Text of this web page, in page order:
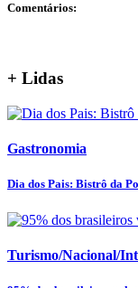
Comentários:
+ Lidas
Gastronomia
Dia dos Pais: Bistrô da
Turismo/Nacional/